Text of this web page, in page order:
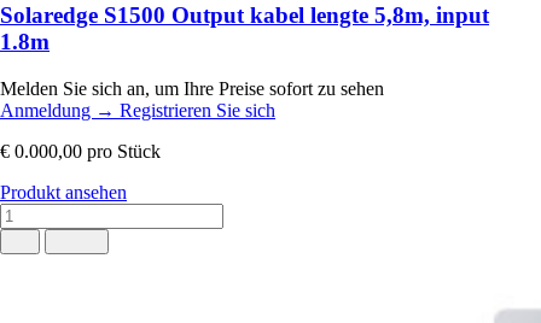
Solaredge S1500 Output kabel lengte 5,8m, input
1.8m
Melden Sie sich an, um Ihre Preise sofort zu sehen
Anmeldung → Registrieren Sie sich
€ 0.000,00 pro Stück
Produkt ansehen